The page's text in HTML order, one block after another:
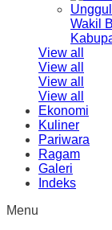
Wakil
View all
View all
View all
View all
Ekonomi
Kuliner
Pariwara
Ragam
Galeri
Indeks
Menu